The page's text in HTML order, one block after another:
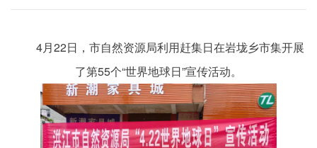
4月22日，市自然资源局利用赶集日在岩垅乡市集开展
了第55个“世界地球日”宣传活动。